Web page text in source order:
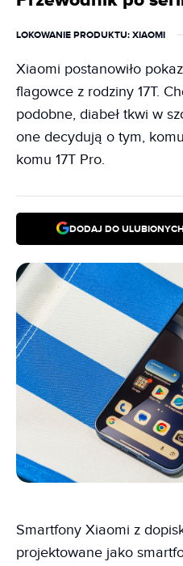
LOKOWANIE PRODUKTU: XIAOMI
Xiaomi postanowiło
flagowce z rodziny 17T.
podobne, diabeł tkwi w
one decydują o tym,
komu 17T Pro.
DODAJ DO
Smartfony Xiaomi z
projektowane jako